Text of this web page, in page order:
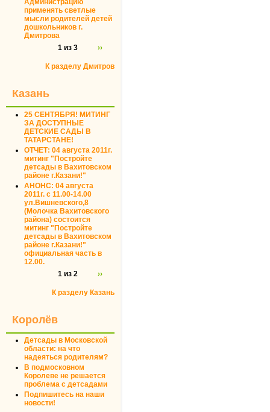
Администрацию
применять светлые
мысли родителей детей
дошкольников г.
Дмитрова
1 из 3
››
К разделу Дмитров
Казань
25 СЕНТЯБРЯ! МИТИНГ
ЗА ДОСТУПНЫЕ
ДЕТСКИЕ САДЫ В
ТАТАРСТАНЕ!
ОТЧЕТ: 04 августа 2011г.
митинг "Постройте
детсады в Вахитовском
районе г.Казани!"
АНОНС: 04 августа
2011г. с 11.00-14.00
ул.Вишневского,8
(Молочка Вахитовского
района) состоится
митинг "Постройте
детсады в Вахитовском
районе г.Казани!"
официальная часть в
12.00.
1 из 2
››
К разделу Казань
Королёв
Детсады в Московской
области: на что
надеяться родителям?
В подмосковном
Королеве не решается
проблема с детсадами
Подпишитесь на наши
новости!